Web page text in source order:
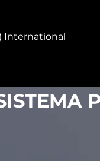
International